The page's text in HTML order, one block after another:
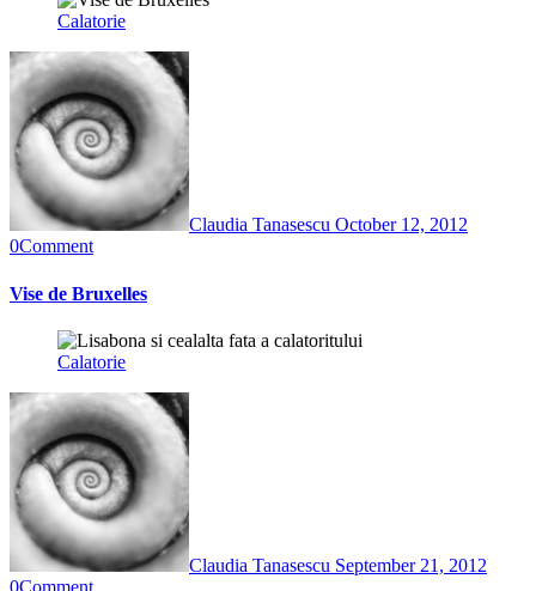
Calatorie
Claudia Tanasescu October 12, 2012
0Comment
Vise de Bruxelles
Calatorie
Claudia Tanasescu September 21, 2012
0Comment